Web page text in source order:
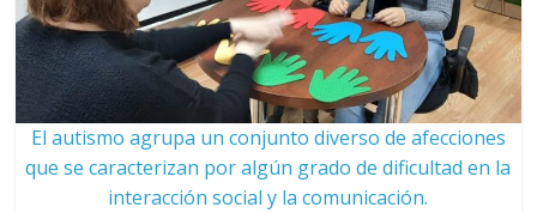
El autismo agrupa un conjunto diverso de afecciones
que se caracterizan por algún grado de dificultad en la
interacción social y la comunicación.